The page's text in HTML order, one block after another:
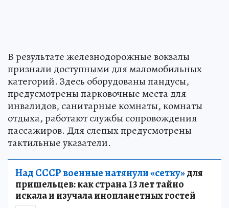
В результате железнодорожные вокзалы
признали доступными для маломобильных
категорий. Здесь оборудованы пандусы,
предусмотрены парковочные места для
инвалидов, санитарные комнаты, комнаты
отдыха, работают службы сопровождения
пассажиров. Для слепых предусмотрены
тактильные указатели.
Над СССР военные натянули «сетку»для
пришельцев: как страна 13 лет тайно
искала и изучала инопланетных гостей